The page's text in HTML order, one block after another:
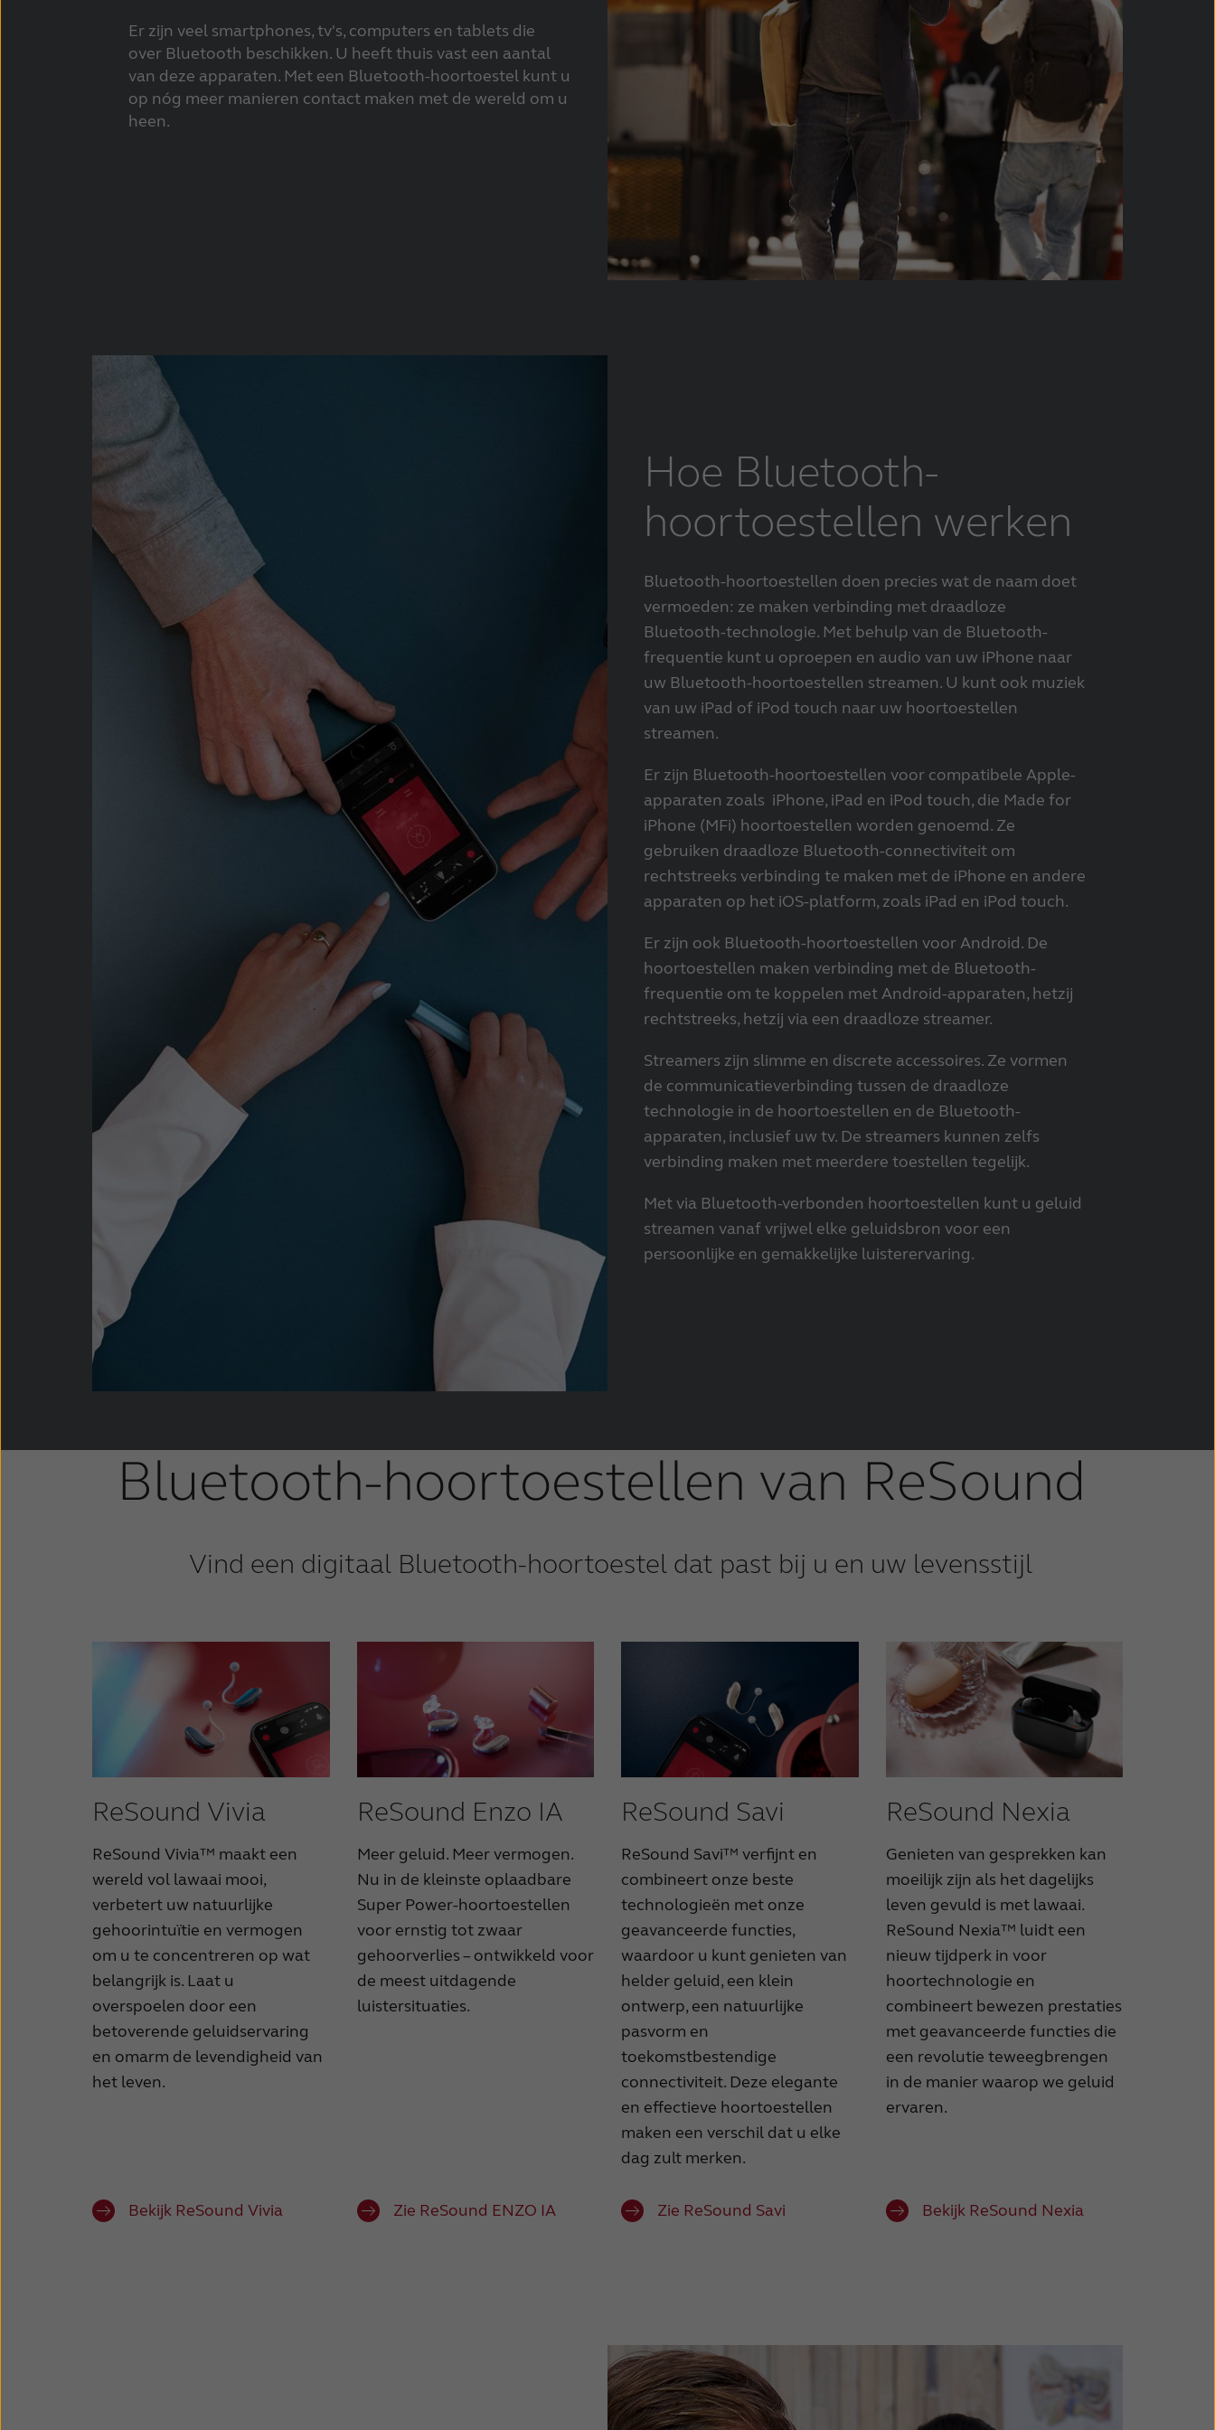
RIE hoortoestellen
Tinnitus hoortoestellen
Er zijn veel smartphones, tv's, computers en tablets die
over Bluetooth beschikken. U heeft thuis vast een aantal
van deze apparaten. Met een Bluetooth-hoortoestel kunt u
op nóg meer manieren contact maken met de wereld om u
heen.
Hoe Bluetooth-
hoortoestellen werken
Bluetooth-hoortoestellen doen precies wat de naam doet
vermoeden: ze maken verbinding met draadloze
Bluetooth-technologie. Met behulp van de Bluetooth-
frequentie kunt u oproepen en audio van uw iPhone naar
uw Bluetooth-hoortoestellen streamen. U kunt ook muziek
van uw iPad of iPod touch naar uw hoortoestellen
streamen.
Er zijn Bluetooth-hoortoestellen voor compatibele Apple-
apparaten zoals iPhone, iPad en iPod touch, die Made for
iPhone (MFi) hoortoestellen worden genoemd. Ze
gebruiken draadloze Bluetooth-connectiviteit om
rechtstreeks verbinding te maken met de iPhone en andere
apparaten op het iOS-platform, zoals iPad en iPod touch.
Er zijn ook Bluetooth-hoortoestellen voor Android. De
hoortoestellen maken verbinding met de Bluetooth-
frequentie om te koppelen met Android-apparaten, hetzij
rechtstreeks, hetzij via een draadloze streamer.
Streamers zijn slimme en discrete accessoires. Ze vormen
de communicatieverbinding tussen de draadloze
technologie in de hoortoestellen en de Bluetooth-
apparaten, inclusief uw tv. De streamers kunnen zelfs
verbinding maken met meerdere toestellen tegelijk.
Met via Bluetooth-verbonden hoortoestellen kunt u geluid
streamen vanaf vrijwel elke geluidsbron voor een
persoonlijke en gemakkelijke luisterervaring.
Bluetooth-hoortoestellen van ReSound
Vind een digitaal Bluetooth-hoortoestel dat past bij u en uw levensstijl
ReSound Vivia
ReSound Vivia™ maakt een
wereld vol lawaai mooi,
verbetert uw natuurlijke
gehoorintuïtie en vermogen
om u te concentreren op wat
belangrijk is. Laat u
overspoelen door een
betoverende geluidservaring
en omarm de levendigheid van
het leven.
Bekijk ReSound Vivia
ReSound Enzo IA
Meer geluid. Meer vermogen.
Nu in de kleinste oplaadbare
Super Power-hoortoestellen
voor ernstig tot zwaar
gehoorverlies – ontwikkeld voor
de meest uitdagende
luistersituaties.
Zie ReSound ENZO IA
ReSound Savi
ReSound Savi™ verfijnt en
combineert onze beste
technologieën met onze
geavanceerde functies,
waardoor u kunt genieten van
helder geluid, een klein
ontwerp, een natuurlijke
pasvorm en
toekomstbestendige
connectiviteit. Deze elegante
en effectieve hoortoestellen
maken een verschil dat u elke
dag zult merken.
Zie ReSound Savi
ReSound Nexia
Genieten van gesprekken kan
moeilijk zijn als het dagelijks
leven gevuld is met lawaai.
ReSound Nexia™ luidt een
nieuw tijdperk in voor
hoortechnologie en
combineert bewezen prestaties
met geavanceerde functies die
een revolutie teweegbrengen
in de manier waarop we geluid
ervaren.
Bekijk ReSound Nexia